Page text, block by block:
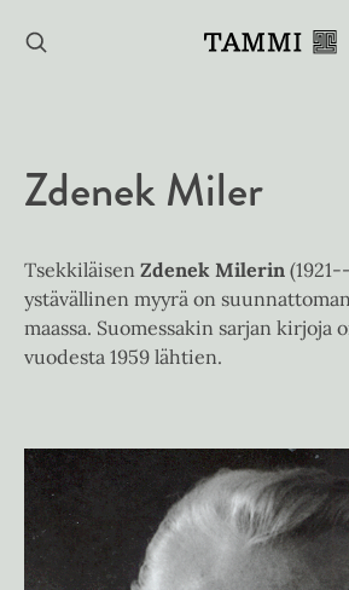
sisältöön
Zdenek Miler
Tsekkiläisen Zdenek Milerin
ystävällinen myyrä on
maassa. Suomessakin sarjan kirjoja
vuodesta 1959 lähtien.